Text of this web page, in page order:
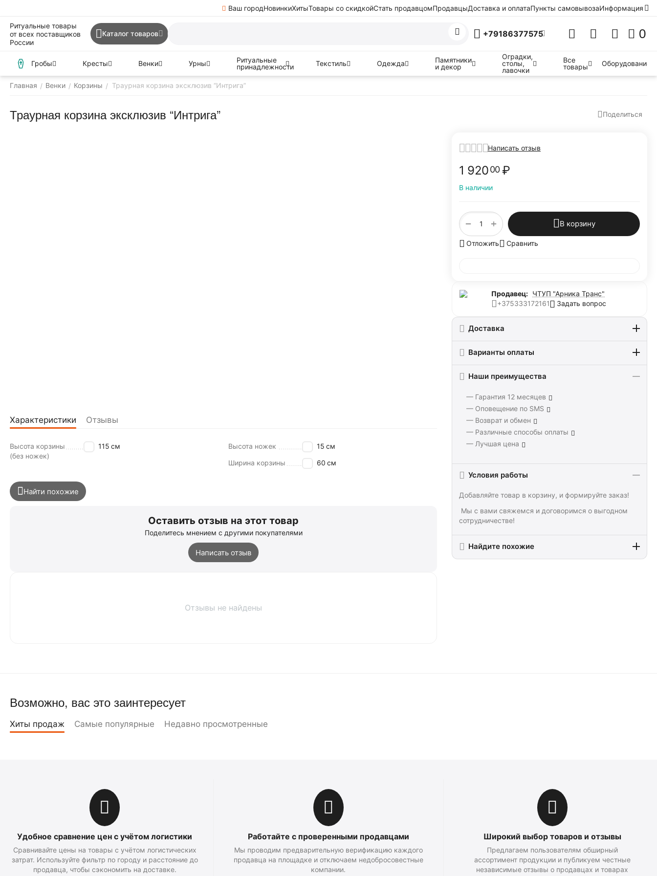
Ваш городНовинкиХитыТовары со скидкойСтать продавцомПродавцыДоставка и оплатаПункты самовывозаИнформация
Ритуальные товары
от всех поставщиков
России
Каталог товаров +79186377575 0
Гробы Кресты Венки Урны
Ритуальные
принадлежности
Текстиль Одежда
Памятники
и декор
Оградки,
столы,
лавочки
Все
товары
Оборудование
Главная / Венки / Корзины / Траурная корзина эксклюзив “Интрига”
Траурная корзина эксклюзив “Интрига” Поделиться
Написать отзыв
1 92000 ₽
В наличии
+
− В корзину
Отложить Сравнить
Продавец: ЧТУП "Арника Транс"
+375333172161
Задать вопрос
Доставка
Варианты оплаты
Наши преимущества
— Гарантия 12 месяцев
— Оповещение по SMS
— Возврат и обмен
— Различные способы оплаты
— Лучшая цена
Условия работы
Добавляйте товар в корзину, и формируйте заказ!
Мы с вами свяжемся и договоримся о выгодном
сотрудничестве!
Найдите похожие
Характеристики Отзывы
Высота корзины
(без ножек)
115 см Высота ножек 15 см
Ширина корзины
60 см
Найти похожие
Оставить отзыв на этот товар
Поделитесь мнением с другими покупателями
Написать отзыв
Отзывы не найдены
Возможно, вас это заинтересует
Хиты продаж Самые популярные Недавно просмотренные
Удобное сравнение цен с учётом логистики
Сравнивайте цены на товары с учётом логистических
затрат. Используйте фильтр по городу и расстояние до
продавца, чтобы сэкономить на доставке.
Работайте с проверенными продавцами
Мы проводим предварительную верификацию каждого
продавца на площадке и отключаем недобросовестные
компании.
Широкий выбор товаров и отзывы
Предлагаем пользователям обширный
ассортимент продукции и публикуем честные
независимые отзывы о продавцах и товарах